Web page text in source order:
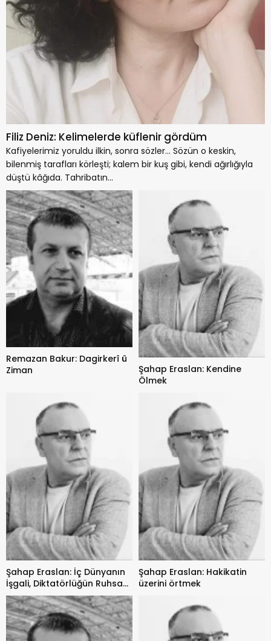
Filiz Deniz: Kelimelerde küflenir gördüm
Kafiyelerimiz yoruldu ilkin, sonra sözler… Sözün o keskin,
bilenmiş tarafları körleşti; kalem bir kuş gibi, kendi ağırlığıyla
düştü kâğıda. Tahribatın...
Remazan Bakur: Dagirkerî û
Ziman
Şahap Eraslan: Kendine
Ölmek
Şahap Eraslan: İç Dünyanın
İşgali, Diktatörlüğün Ruhsal
Anatomisi
Şahap Eraslan: Hakikatin
üzerini örtmek